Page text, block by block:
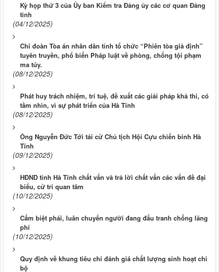
Kỳ họp thứ 3 của Ủy ban Kiểm tra Đảng ủy các cơ quan Đảng
tỉnh
(04/12/2025)
Chi đoàn Tòa án nhân dân tỉnh tổ chức “Phiên tòa giả định”
tuyên truyền, phổ biến Pháp luật về phòng, chống tội phạm
ma túy.
(08/12/2025)
Phát huy trách nhiệm, trí tuệ, đề xuất các giải pháp khả thi, có
tầm nhìn, vì sự phát triển của Hà Tĩnh
(08/12/2025)
Ông Nguyễn Đức Tới tái cử Chủ tịch Hội Cựu chiến binh Hà
Tĩnh
(09/12/2025)
HĐND tỉnh Hà Tĩnh chất vấn và trả lời chất vấn các vấn đề đại
biểu, cử tri quan tâm
(10/12/2025)
Cấm biệt phái, luân chuyển người đang đấu tranh chống lãng
phí
(10/12/2025)
Quy định về khung tiêu chí đánh giá chất lượng sinh hoạt chi
bộ